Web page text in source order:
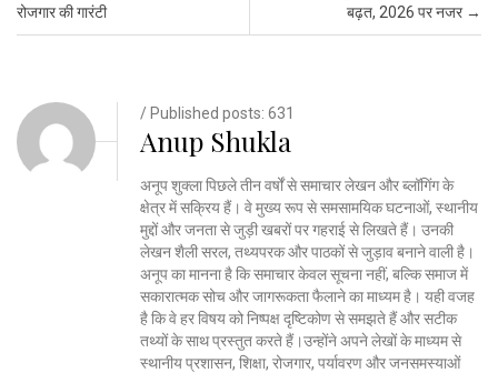
रोजगार की गारंटी
बढ़त, 2026 पर नजर →
/ Published posts: 631
Anup Shukla
अनूप शुक्ला पिछले तीन वर्षों से समाचार लेखन और ब्लॉगिंग के
क्षेत्र में सक्रिय हैं। वे मुख्य रूप से समसामयिक घटनाओं, स्थानीय
मुद्दों और जनता से जुड़ी खबरों पर गहराई से लिखते हैं। उनकी
लेखन शैली सरल, तथ्यपरक और पाठकों से जुड़ाव बनाने वाली है।
अनूप का मानना है कि समाचार केवल सूचना नहीं, बल्कि समाज में
सकारात्मक सोच और जागरूकता फैलाने का माध्यम है। यही वजह
है कि वे हर विषय को निष्पक्ष दृष्टिकोण से समझते हैं और सटीक
तथ्यों के साथ प्रस्तुत करते हैं।उन्होंने अपने लेखों के माध्यम से
स्थानीय प्रशासन, शिक्षा, रोजगार, पर्यावरण और जनसमस्याओं